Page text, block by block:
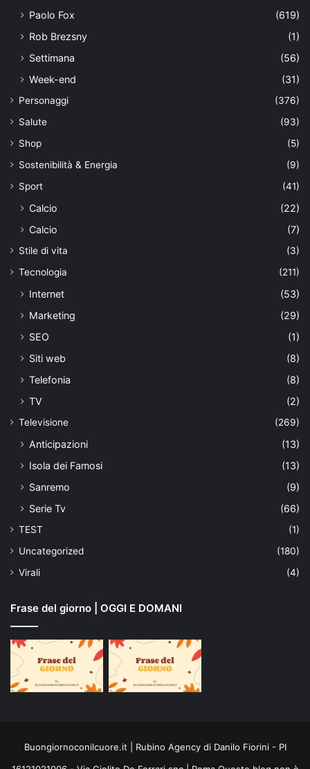
Paolo Fox
(619)
Rob Brezsny
(1)
Settimana
(56)
Week-end
(31)
Personaggi
(376)
Salute
(93)
Shop
(5)
Sostenibilità & Energia
(9)
Sport
(41)
Calcio
(22)
Calcio
(7)
Stile di vita
(3)
Tecnologia
(211)
Internet
(53)
Marketing
(29)
SEO
(1)
Siti web
(8)
Telefonia
(8)
TV
(2)
Televisione (269)
Anticipazioni
(13)
Isola dei Famosi
(13)
Sanremo
(9)
Serie Tv
(66)
TEST
(1)
Uncategorized
(180)
Virali
(4)
Frase del giorno | OGGI E DOMANI
Buongiornoconilcuore.it | Rubino Agency di Danilo Fiorini - PI